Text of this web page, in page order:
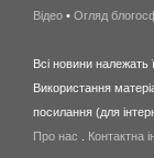
Відео • Огляд
Всі новини належать
Використання
посилання (для
Про нас
Контактна